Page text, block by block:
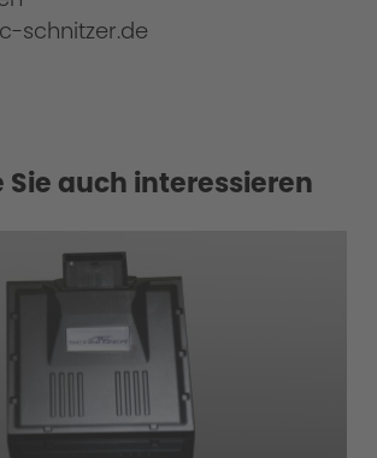
schnitzer.de
Sie auch interessieren